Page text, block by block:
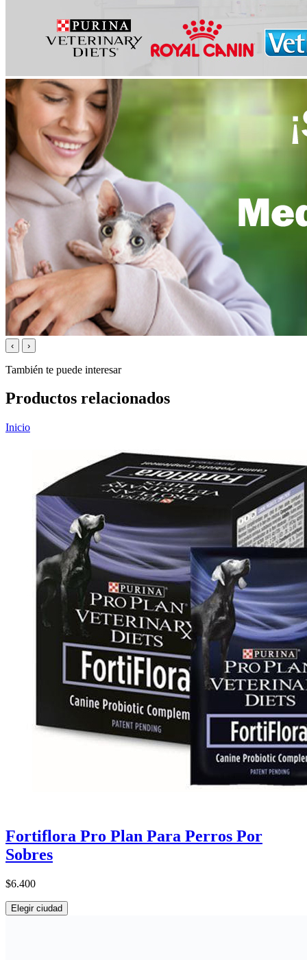
‹ ›
También te puede interesar
Productos relacionados
Inicio
Fortiflora Pro Plan Para Perros Por
Sobres
$6.400
Elegir ciudad